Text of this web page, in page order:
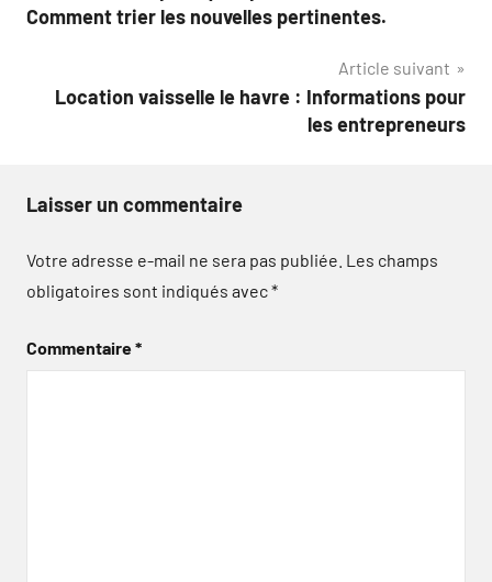
Comment trier les nouvelles pertinentes.
Article suivant
Location vaisselle le havre : Informations pour
les entrepreneurs
Laisser un commentaire
Votre adresse e-mail ne sera pas publiée. Les champs
obligatoires sont indiqués avec*
Commentaire*